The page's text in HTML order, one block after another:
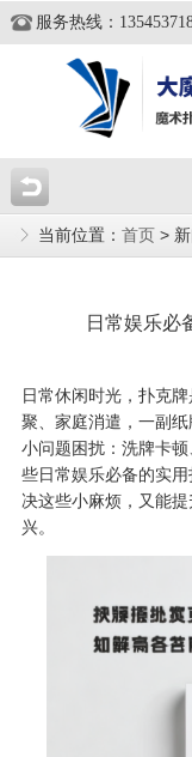
服务热线：
当前位置： 首页 >
日常娱乐必
日常休闲时光，扑克
聚、家庭消遣，一副
小问题困扰：洗牌卡
些日常娱乐必备的实
决这些小麻烦，又能
兴。